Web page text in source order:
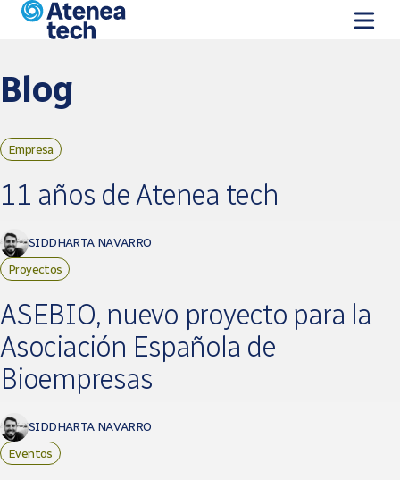
Vés al contingut
Blog
Empresa
11 años de Atenea tech
SIDDHARTA NAVARRO
Proyectos
ASEBIO, nuevo proyecto para la
Asociación Española de
Bioempresas
SIDDHARTA NAVARRO
Eventos
Pàgines